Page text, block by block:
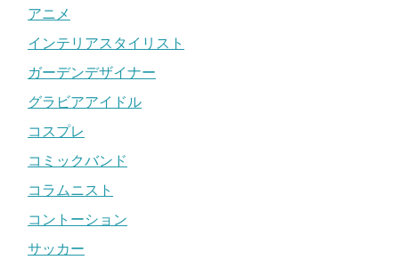
アニメ
インテリアスタイリスト
ガーデンデザイナー
グラビアアイドル
コスプレ
コミックバンド
コラムニスト
コントーション
サッカー